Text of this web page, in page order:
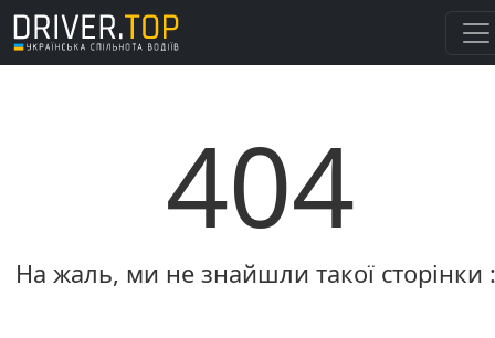
404
На жаль, ми не знайшли такої сторінки